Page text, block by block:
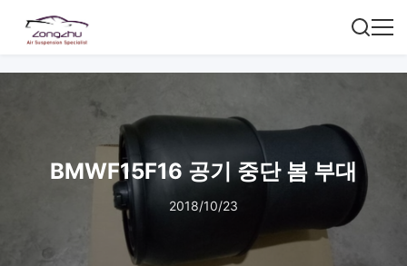
BMWF15F16 공기 중단 봄 부대
2018/10/23